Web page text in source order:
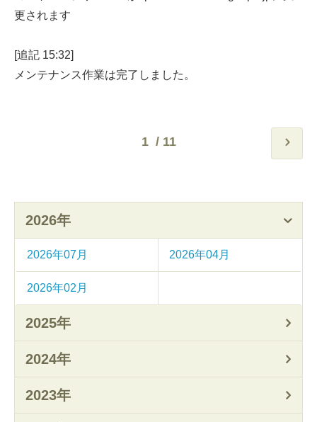
更されます
[追記 15:32]
メンテナンス作業は完了しました。
1
2026年
2026年07月 2026年04月
2026年02月
2025年
2024年
2023年